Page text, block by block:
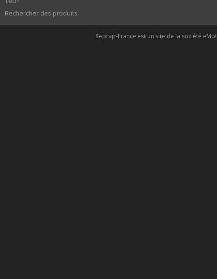
Rechercher des produits
Reprap-France est un site de la société